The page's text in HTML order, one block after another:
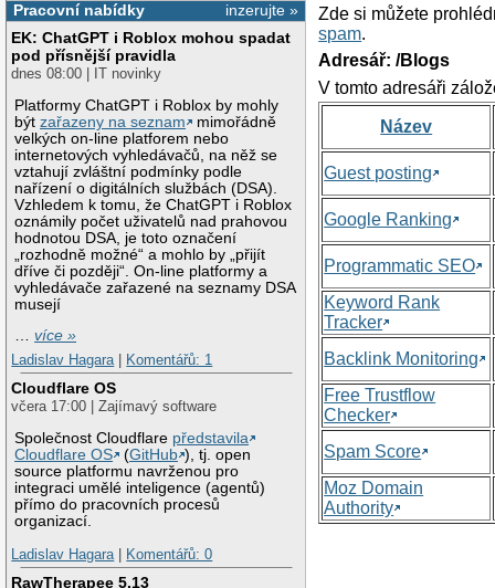
inzerujte »
Pracovní nabídky
EK: ChatGPT i Roblox mohou spadat
pod přísnější pravidla
dnes 08:00 | IT novinky
Platformy ChatGPT i Roblox by mohly
býtzařazeny na seznam
mimořádně
velkých on-line platforem nebo
internetových vyhledávačů, na něž se
vztahují zvláštní podmínky podle
nařízení o digitálních službách (DSA).
Vzhledem k tomu, že ChatGPT i Roblox
oznámily počet uživatelů nad prahovou
hodnotou DSA, je toto označení
„rozhodně možné“ a mohlo by „přijít
dříve či později“. On-line platformy a
vyhledávače zařazené na seznamy DSA
musejí
…více »
Ladislav Hagara
Komentářů: 1
Cloudflare OS
včera 17:00 | Zajímavý software
Společnost Cloudflare představila
Cloudflare OS
(GitHub ), tj. open
source platformu navrženou pro
integraci umělé inteligence (agentů)
přímo do pracovních procesů
organizací.
Ladislav Hagara
Komentářů: 0
RawTherapee 5.13
Zde si můžete
spam.
Adresář: /Blogs
V tomto adresáři
Název
Guest posting
Google Ranking
Programmatic SEO
Keyword Rank
Tracker
Backlink Monitoring
Free Trustflow
Checker
Spam Score
Moz Domain
Authority